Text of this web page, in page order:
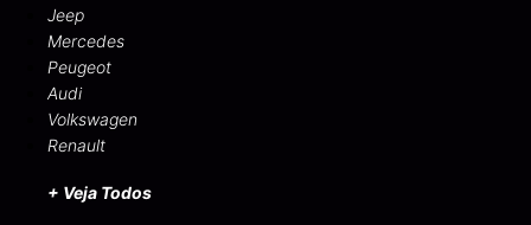
Jeep
Mercedes
Peugeot
Audi
Volkswagen
Renault
+ Veja Todos